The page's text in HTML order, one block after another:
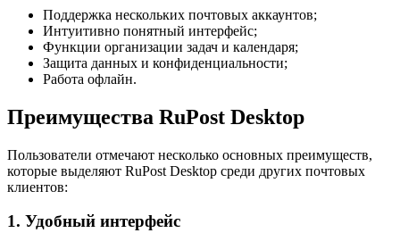
Поддержка нескольких почтовых аккаунтов;
Интуитивно понятный интерфейс;
Функции организации задач и календаря;
Защита данных и конфиденциальности;
Работа офлайн.
Преимущества RuPost Desktop
Пользователи отмечают несколько основных преимуществ,
которые выделяют RuPost Desktop среди других почтовых
клиентов:
1. Удобный интерфейс